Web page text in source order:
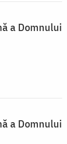
a Domnului
a Domnului